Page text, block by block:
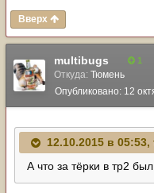
Вверх
multibugs 1
Откуда: Тюмень
Опубликовано: 12
12.10.2015 в
А что за тёрки в тр2